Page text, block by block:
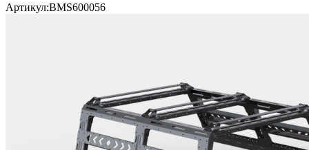
Артикул:BMS600056